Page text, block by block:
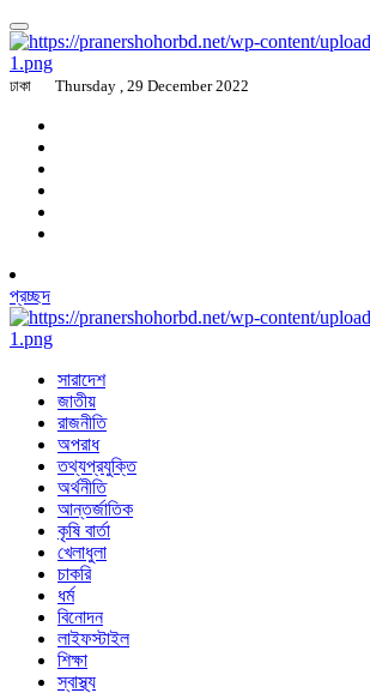
ঢাকা Thursday , 29 December 2022
প্রচ্ছদ
সারাদেশ
জাতীয়
রাজনীতি
অপরাধ
তথ্যপ্রযুক্তি
অর্থনীতি
আন্তর্জাতিক
কৃষি বার্তা
খেলাধুলা
চাকরি
ধর্ম
বিনোদন
লাইফস্টাইল
শিক্ষা
স্বাস্থ্য